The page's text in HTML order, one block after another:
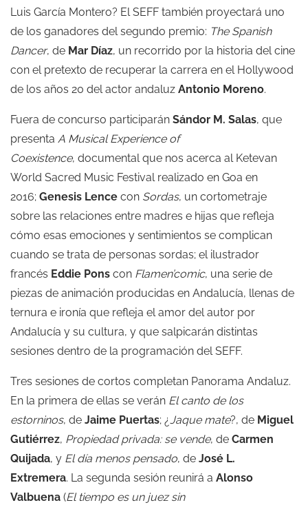
Luis García Montero? El SEFF también proyectará uno
de los ganadores del segundo premio: The Spanish
Dancer, de Mar Díaz, un recorrido por la historia del cine
con el pretexto de recuperar la carrera en el Hollywood
de los años 20 del actor andaluz Antonio Moreno.
Fuera de concurso participarán Sándor M. Salas, que
presenta A Musical Experience of
Coexistence, documental que nos acerca al Ketevan
World Sacred Music Festival realizado en Goa en
2016; Genesis Lence con Sordas, un cortometraje
sobre las relaciones entre madres e hijas que refleja
cómo esas emociones y sentimientos se complican
cuando se trata de personas sordas; el ilustrador
francés Eddie Pons con Flamen’comic, una serie de
piezas de animación producidas en Andalucía, llenas de
ternura e ironía que refleja el amor del autor por
Andalucía y su cultura, y que salpicarán distintas
sesiones dentro de la programación del SEFF.
Tres sesiones de cortos completan Panorama Andaluz.
En la primera de ellas se verán El canto de los
estorninos, de Jaime Puertas; ¿Jaque mate?, de Miguel
Gutiérrez, Propiedad privada: se vende, de Carmen
Quijada, y El día menos pensado, de José L.
Extremera. La segunda sesión reunirá a Alonso
Valbuena (El tiempo es un juez sin